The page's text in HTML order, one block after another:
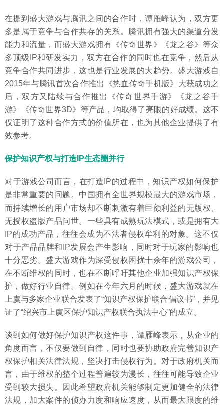
在提到盛大游戏与腾讯之间的合作时，谭雁峰认为，双方更
多是属于竞争与合作共存的关系。腾讯拥有强大的渠道分发
能力和流量，而盛大游戏拥有《传奇世界》《龙之谷》等众
多顶级IP和研发实力，双方在合作的同时也在竞争，然后从
竞争合作共同进步，这也是行业发展的大趋势。盛大游戏自
2015年与腾讯首次合作推出《热血传奇手机版》大获成功之
后，双方又陆续与合作推出《传奇世界手游》《龙之谷手
游》《传奇世界3D》等产品，均取得了亮眼的好成绩。这不
仅证明了这种合作方式的价值所在，也为其他企业提供了有
效参考。
保护知识产权与打造IP生态圈并行
对于游戏公司而言，在打造IP的过程中，知识产权如何保护
是非常重要的问题。中国拥有全世界规模最大的游戏市场，
而持续增长的用户市场却不断刺激有着巨额利益的无版权、
无授权盗版产品问世。一些具有成熟玩法模式，或是拥有大
IP的成功产品，往往会成为不法者侵权牟利的对象。这不仅
对于产品品牌和IP发展会产生影响，同时对于玩家的影响也
十分恶劣。盛大游戏作为深受侵权困扰十余年的游戏公司，
在不断维权的同时，也在不断呼吁其他企业加强知识产权保
护，做好行业自律。例如在今年六月的时候，盛大游戏就在
上虞与多家企业联合发表了“知识产权保护联合倡议书”，并见
证了“绍兴市上虞区保护知识产权联合执法中心”的成立。
谈到如何做好保护知识产权这件事，谭雁峰表示，从企业的
角度而言，不仅要做到自律，同时也要协助政府完善知识产
权保护相关法律法规，坚决打击侵权行为。对于政府机关而
言，由于维权的整个过程普遍较为漫长，往往可能导致企业
受到较大损失。因此希望政府机关能够制定更加健全的法律
法规，加大案件的侦办力度和响应速度，从而最大限度的维